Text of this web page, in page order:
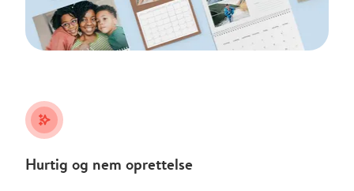
stars_plus
Hurtig og nem oprettelse